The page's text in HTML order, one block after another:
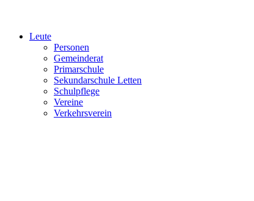
Leute
Personen
Gemeinderat
Primarschule
Sekundarschule Letten
Schulpflege
Vereine
Verkehrsverein